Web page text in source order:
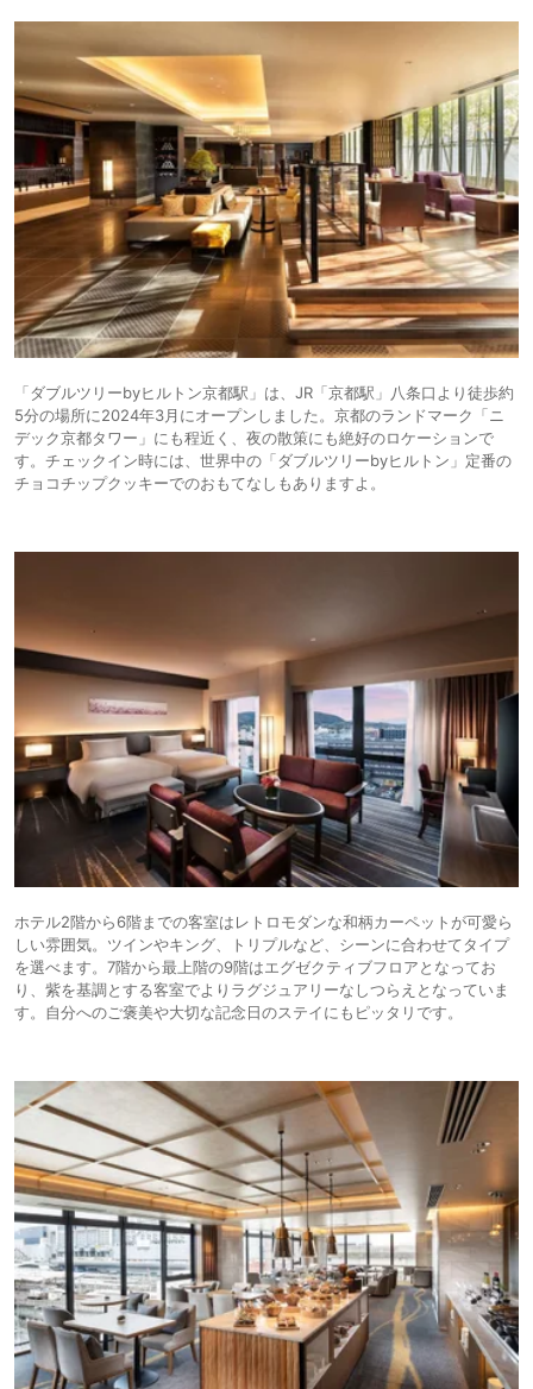
「ダブルツリーbyヒルトン京都駅」は、JR「京都駅」八条口より徒歩約
5分の場所に2024年3月にオープンしました。京都のランドマーク「ニ
デック京都タワー」にも程近く、夜の散策にも絶好のロケーションで
す。チェックイン時には、世界中の「ダブルツリーbyヒルトン」定番の
チョコチップクッキーでのおもてなしもありますよ。
ホテル2階から6階までの客室はレトロモダンな和柄カーペットが可愛ら
しい雰囲気。ツインやキング、トリプルなど、シーンに合わせてタイプ
を選べます。7階から最上階の9階はエグゼクティブフロアとなってお
り、紫を基調とする客室でよりラグジュアリーなしつらえとなっていま
す。自分へのご褒美や大切な記念日のステイにもピッタリです。